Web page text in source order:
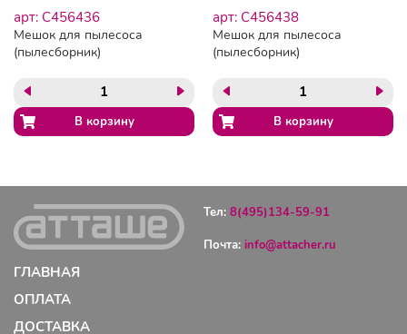
арт: C456436
Мешок для пылесоса
(пылесборник)
EX10, ELECTROLUX,
PHILIPS, КОМПЛЕКТ 4 шт.,
1404
арт: C456438
Мешок для пылесоса
(пылесборник)
SM 90, SAMSUNG,
КОМПЛЕКТ 4 шт., 1407
Тел: 8(495)134-59-91
Почта: info@attacher.ru
ГЛАВНАЯ
ОПЛАТА
ДОСТАВКА